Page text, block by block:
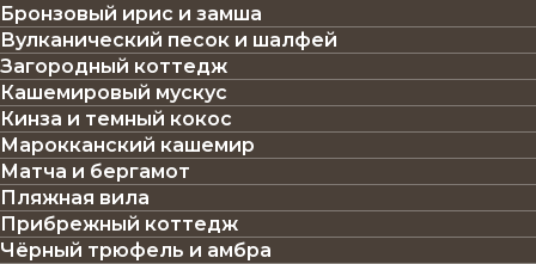
Бронзовый ирис и замша
Вулканический песок и шалфей
Загородный коттедж
Кашемировый мускус
Кинза и темный кокос
Марокканский кашемир
Матча и бергамот
Пляжная вила
Прибрежный коттедж
Чёрный трюфель и амбра